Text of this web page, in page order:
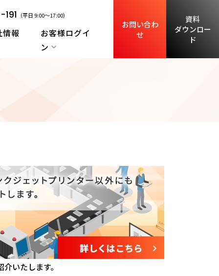
（平日 9:00～17:00）
情報
お客様ログイ
ン
お問い合わ
せ
資料
ダウンロー
ド
いたします。